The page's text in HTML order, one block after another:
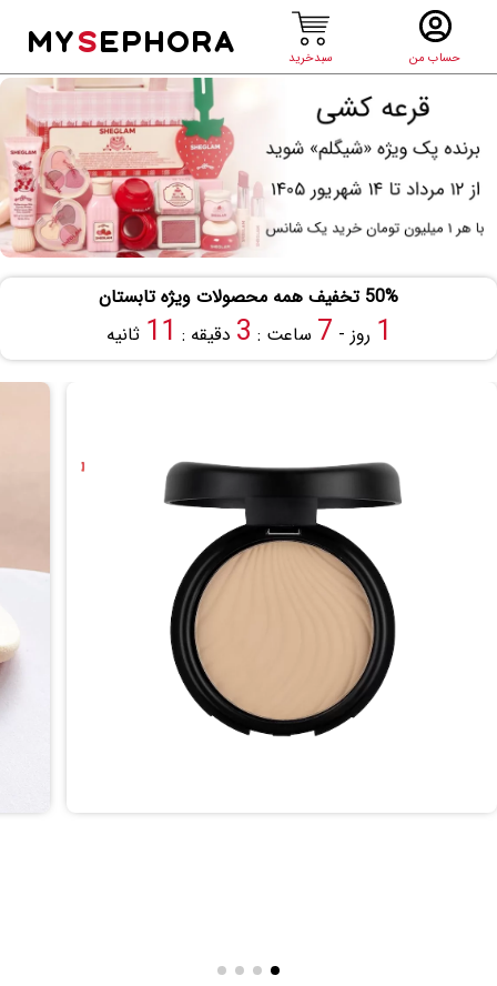
حساب من سبدخرید
MYSEPHORA
50% تخفیف همه محصولات ویژه تابستان
1 روز - 7 ساعت : 3 دقیقه : 10 ثانیه